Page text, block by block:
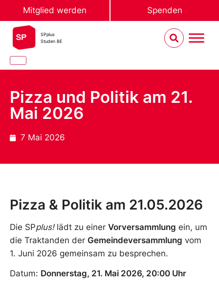
Mitglied werden Spenden
SPplus
Studen BE
Pizza und Politik am 21.
Mai 2026
7 Mai 2026
Pizza & Politik am 21.05.2026
Die SPplus!lädt zu einer Vorversammlung ein, um
die Traktanden der Gemeindeversammlung vom
1. Juni 2026 gemeinsam zu besprechen.
Datum: Donnerstag, 21. Mai 2026, 20:00 Uhr